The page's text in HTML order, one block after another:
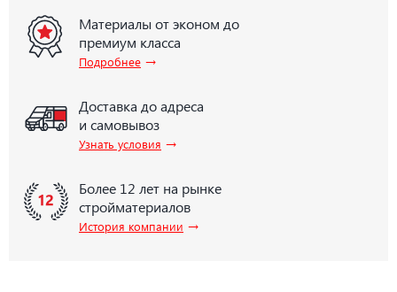
Материалы от эконом до
премиум класса
Подробнее →
Доставка до адреса
и самовывоз
Узнать условия →
Более 12 лет на рынке
стройматериалов
История компании →